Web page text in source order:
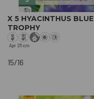
X 5 HYACINTHUS BLUE
TROPHY
Apr 25 cm
15/16